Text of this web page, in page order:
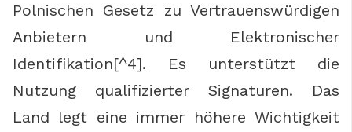
Polnischen Gesetz zu Vertrauenswürdigen
Anbietern und Elektronischer
Identifikation[^4]. Es unterstützt die
Nutzung qualifizierter Signaturen. Das
Land legt eine immer höhere Wichtigkeit